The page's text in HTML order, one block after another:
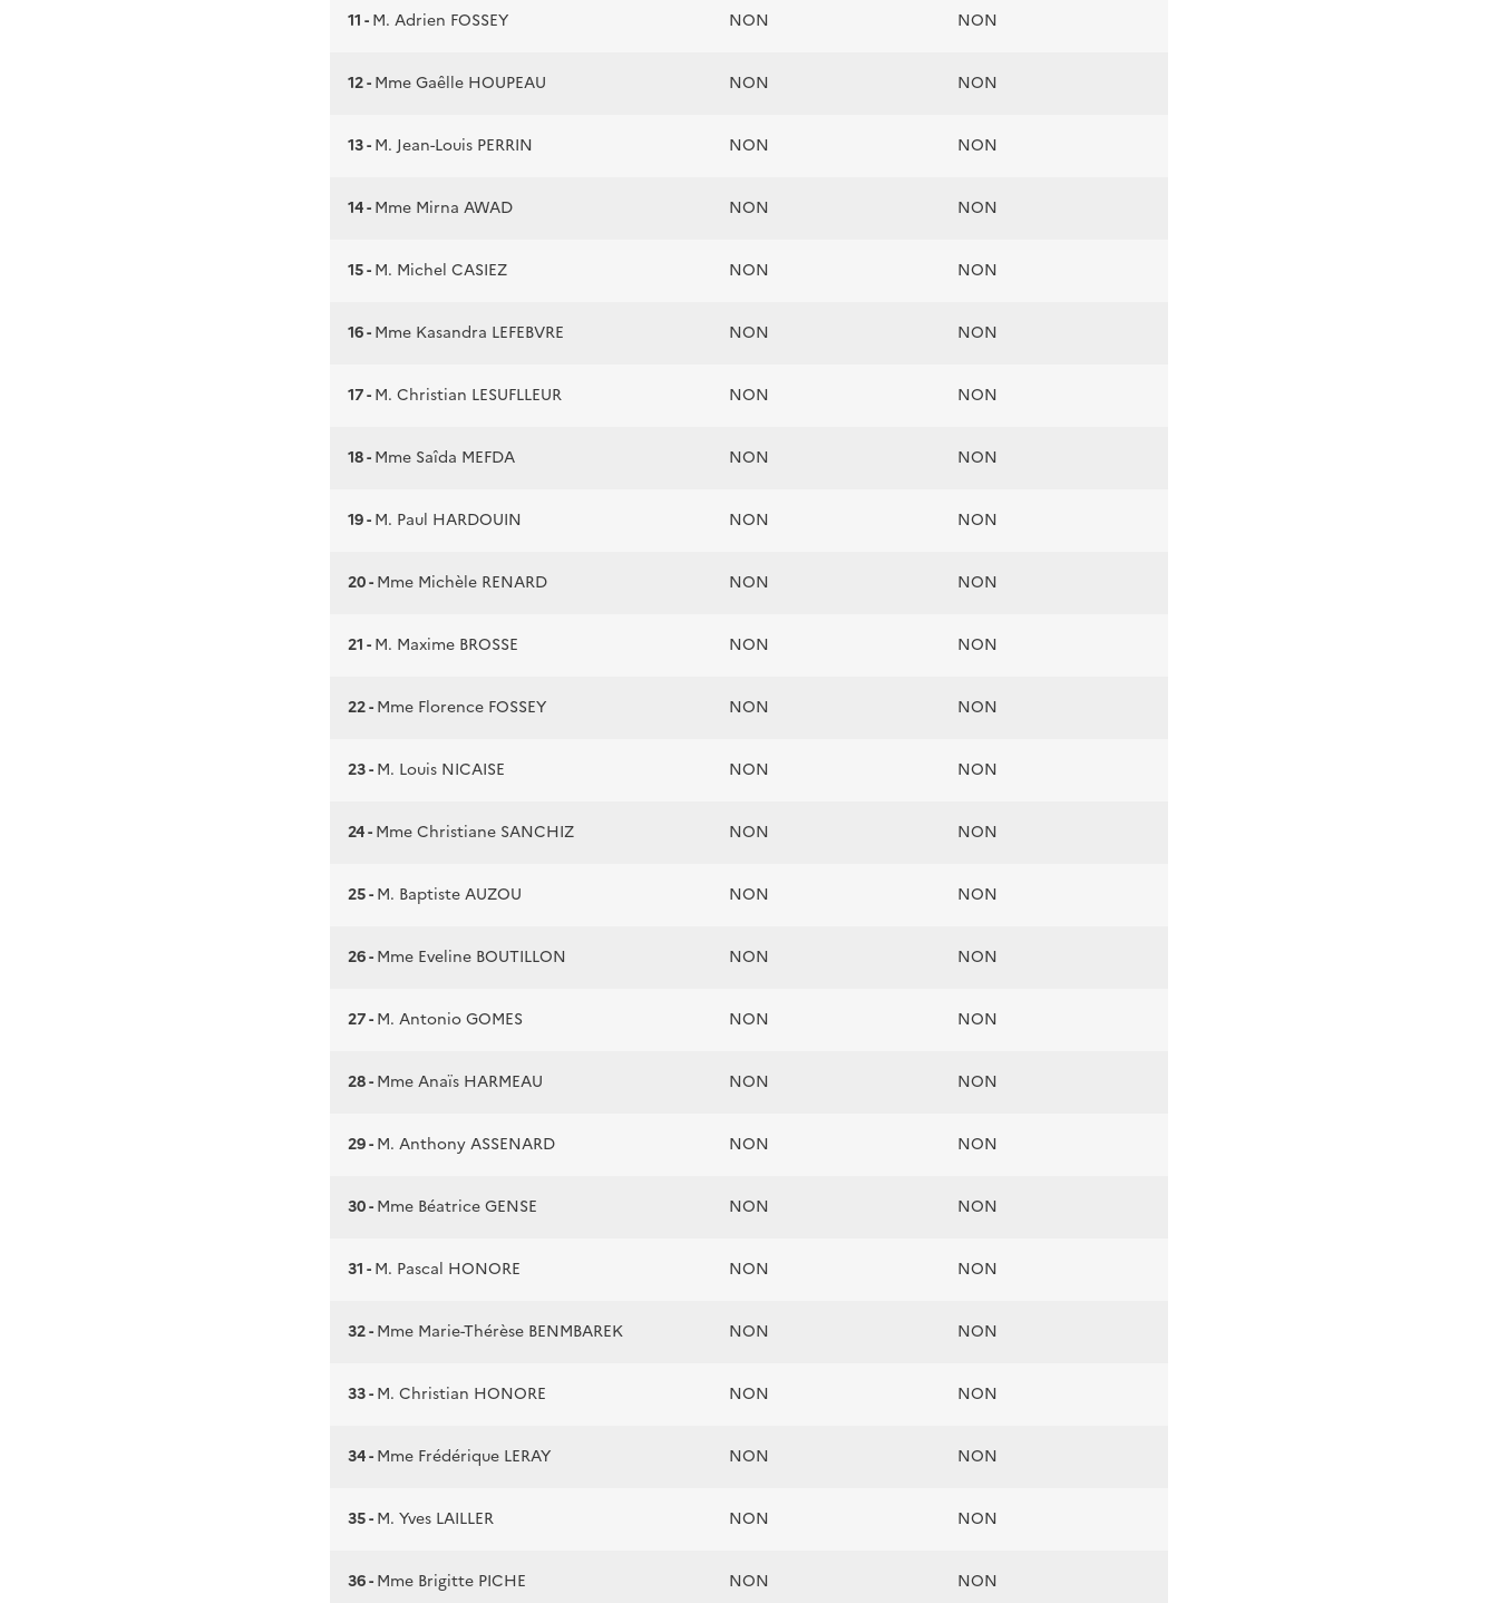
11 -M. Adrien FOSSEY NON NON
12 -Mme Gaêlle HOUPEAU NON NON
13 -M. Jean-Louis PERRIN NON NON
14 -Mme Mirna AWAD NON NON
15 -M. Michel CASIEZ NON NON
16 -Mme Kasandra LEFEBVRE NON NON
17 -M. Christian LESUFLLEUR NON NON
18 -Mme Saîda MEFDA NON NON
19 -M. Paul HARDOUIN NON NON
20 -Mme Michèle RENARD NON NON
21 -M. Maxime BROSSE NON NON
22 -Mme Florence FOSSEY NON NON
23 -M. Louis NICAISE NON NON
24 -Mme Christiane SANCHIZ NON NON
25 -M. Baptiste AUZOU NON NON
26 -Mme Eveline BOUTILLON NON NON
27 -M. Antonio GOMES NON NON
28 -Mme Anaïs HARMEAU NON NON
29 -M. Anthony ASSENARD NON NON
30 -Mme Béatrice GENSE NON NON
31 -M. Pascal HONORE NON NON
32 -Mme Marie-Thérèse BENMBAREK NON NON
33 -M. Christian HONORE NON NON
34 -Mme Frédérique LERAY NON NON
35 -M. Yves LAILLER NON NON
36 -Mme Brigitte PICHE NON NON